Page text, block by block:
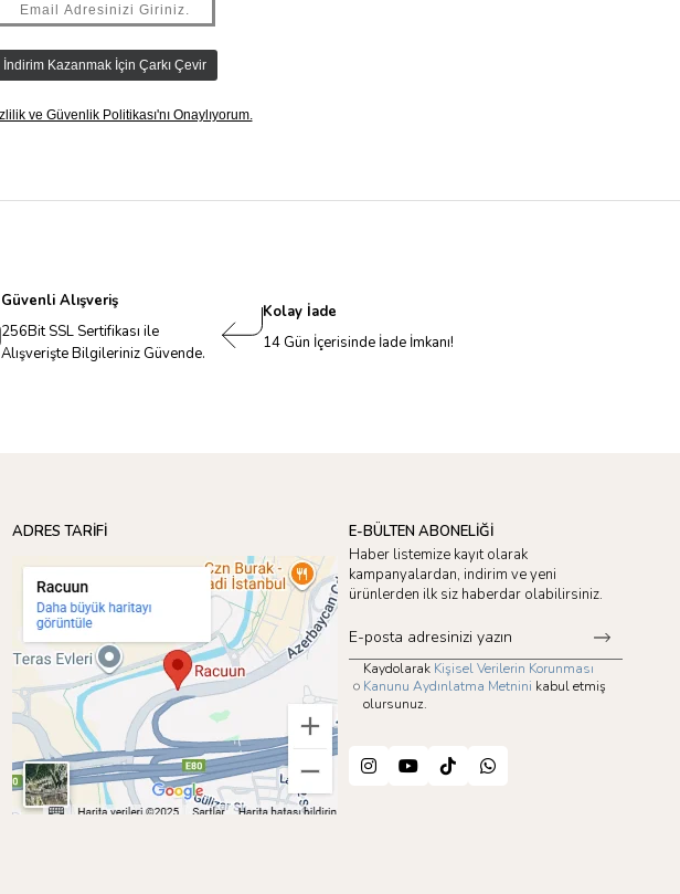
Güvenli Alışveriş
256Bit SSL Sertifikası ile
Alışverişte Bilgileriniz Güvende.
Kolay İade
14 Gün İçerisinde İade İmkanı!
ADRES TARİFİ
E-BÜLTEN ABONELİĞİ
Haber listemize kayıt olarak
kampanyalardan, indirim ve yeni
ürünlerden ilk siz haberdar olabilirsiniz.
Kaydolarak Kişisel Verilerin Korunması
Kanunu Aydınlatma Metnini kabul etmiş
olursunuz.